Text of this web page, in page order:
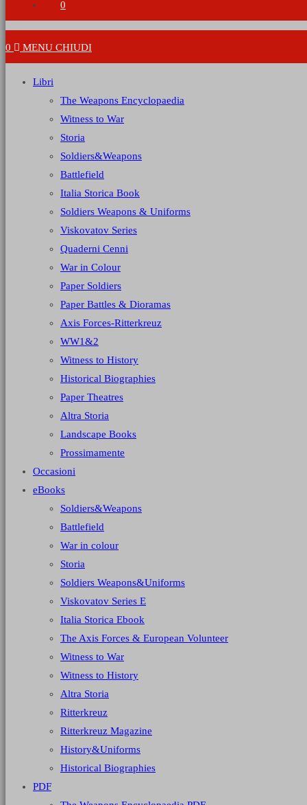
0
0 MENU CHIUDI
Libri
The Weapons Encyclopaedia
Witness to War
Storia
Soldiers&Weapons
Battlefield
Italia Storica Book
Soldiers Weapons & Uniforms
Viskovatov Series
Quaderni Cenni
War in Colour
Paper Soldiers
Paper Battles & Dioramas
Axis Forces-Ritterkreuz
WW1&2
Witness to History
Historical Biographies
Paper Theatres
Altra Storia
Landscape Books
Prossimamente
Occasioni
eBooks
Soldiers&Weapons
Battlefield
War in colour
Storia
Soldiers Weapons&Uniforms
Viskovatov Series E
Italia Storica Ebook
The Axis Forces & European Volunteer
Witness to War
Witness to History
Altra Storia
Ritterkreuz
Ritterkreuz Magazine
History&Uniforms
Historical Biographies
PDF